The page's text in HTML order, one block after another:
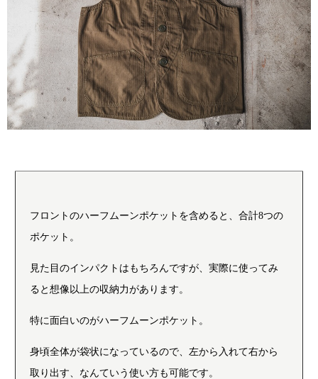
フロントのハーフムーンポケットを含めると、合計8つの
ポケット。
見た目のインパクトはもちろんですが、実際に使ってみ
ると想像以上の収納力があります。
特に面白いのがハーフムーンポケット。
身頃全体が袋状になっているので、左から入れて右から
取り出す、なんていう使い方も可能です。